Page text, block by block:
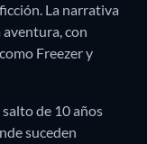
La narrativa
aventura, con
Freezer y
de 10 años
suceden